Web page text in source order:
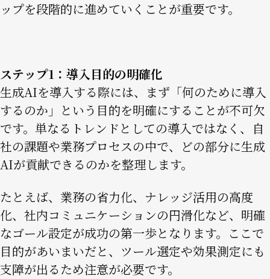
ップを段階的に進めていくことが重要です。
ステップ1：導入目的の明確化
生成AIを導入する際には、まず「何のために導入
するのか」という目的を明確にすることが不可欠
です。単なるトレンドとしての導入ではなく、自
社の課題や業務プロセスの中で、どの部分に生成
AIが貢献できるのかを整理します。
たとえば、業務の省力化、ナレッジ活用の高度
化、社内コミュニケーションの円滑化など、明確
なゴール設定が成功の第一歩となります。ここで
目的があいまいだと、ツール選定や効果測定にも
支障が出るため注意が必要です。